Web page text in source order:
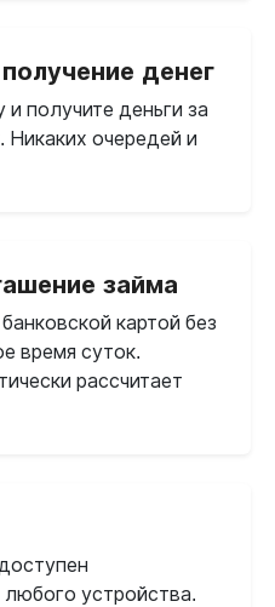
денег
получите деньги за
Никаких очередей и
займа
картой без
время суток.
рассчитает
любого устройства.